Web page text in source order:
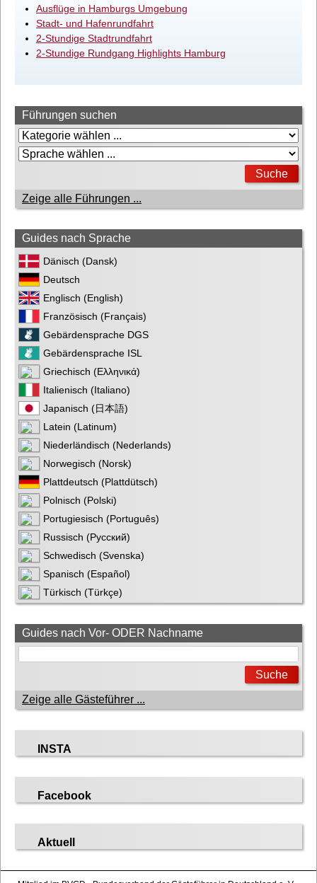
Ausflüge in Hamburgs Umgebung
Stadt- und Hafenrundfahrt
2-Stundige Stadtrundfahrt
2-Stundige Rundgang Highlights Hamburg
Führungen suchen
Zeige alle Führungen ...
Guides nach Sprache
Dänisch (Dansk)
Deutsch
Englisch (English)
Französisch (Français)
Gebärdensprache DGS
Gebärdensprache ISL
Griechisch (Ελληνικά)
Italienisch (Italiano)
Japanisch (日本語)
Latein (Latinum)
Niederländisch (Nederlands)
Norwegisch (Norsk)
Plattdeutsch (Plattdütsch)
Polnisch (Polski)
Portugiesisch (Português)
Russisch (Русский)
Schwedisch (Svenska)
Spanisch (Español)
Türkisch (Türkçe)
Guides nach Vor- ODER Nachname
Zeige alle Gästeführer ...
INSTA
Facebook
Aktuell